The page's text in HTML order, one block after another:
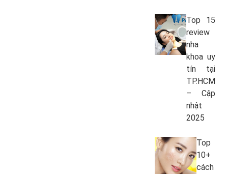
Top 15
review
nha
khoa uy
tín tại
TP.HCM
– Cập
nhật
2025
Top
10+
cách